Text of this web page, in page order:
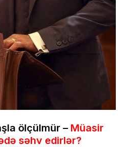
ölçülmür – Müasir
səhv edirlər?